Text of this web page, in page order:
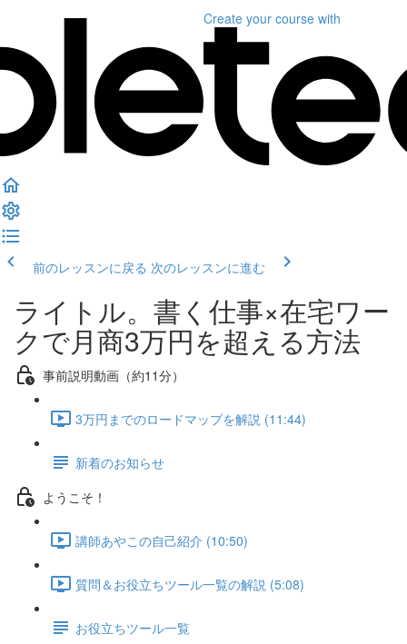
Create your course with
前のレッスンに戻る 次のレッスンに進む
ライトル。書く仕事×在宅ワー
クで月商3万円を超える方法
事前説明動画（約11分）
3万円までのロードマップを解説 (11:44)
新着のお知らせ
ようこそ！
講師あやこの自己紹介 (10:50)
質問＆お役立ちツール一覧の解説 (5:08)
お役立ちツール一覧